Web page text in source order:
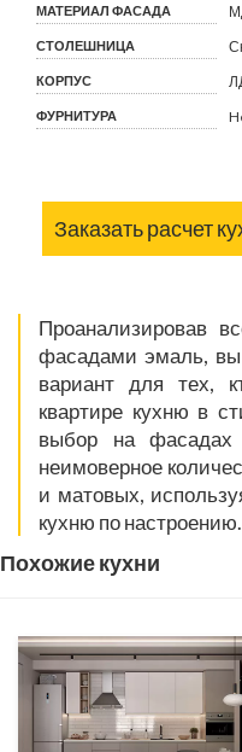
МАТЕРИАЛ ФАСАДА
СТОЛЕШНИЦА
КОРПУС
ФУРНИТУРА
Заказать расчет
Проанализировав
фасадами эмаль, вы
вариант для тех,
квартире кухню в
выбор на
неимоверное
и матовых,
кухню по настроению.
Похожие кухни